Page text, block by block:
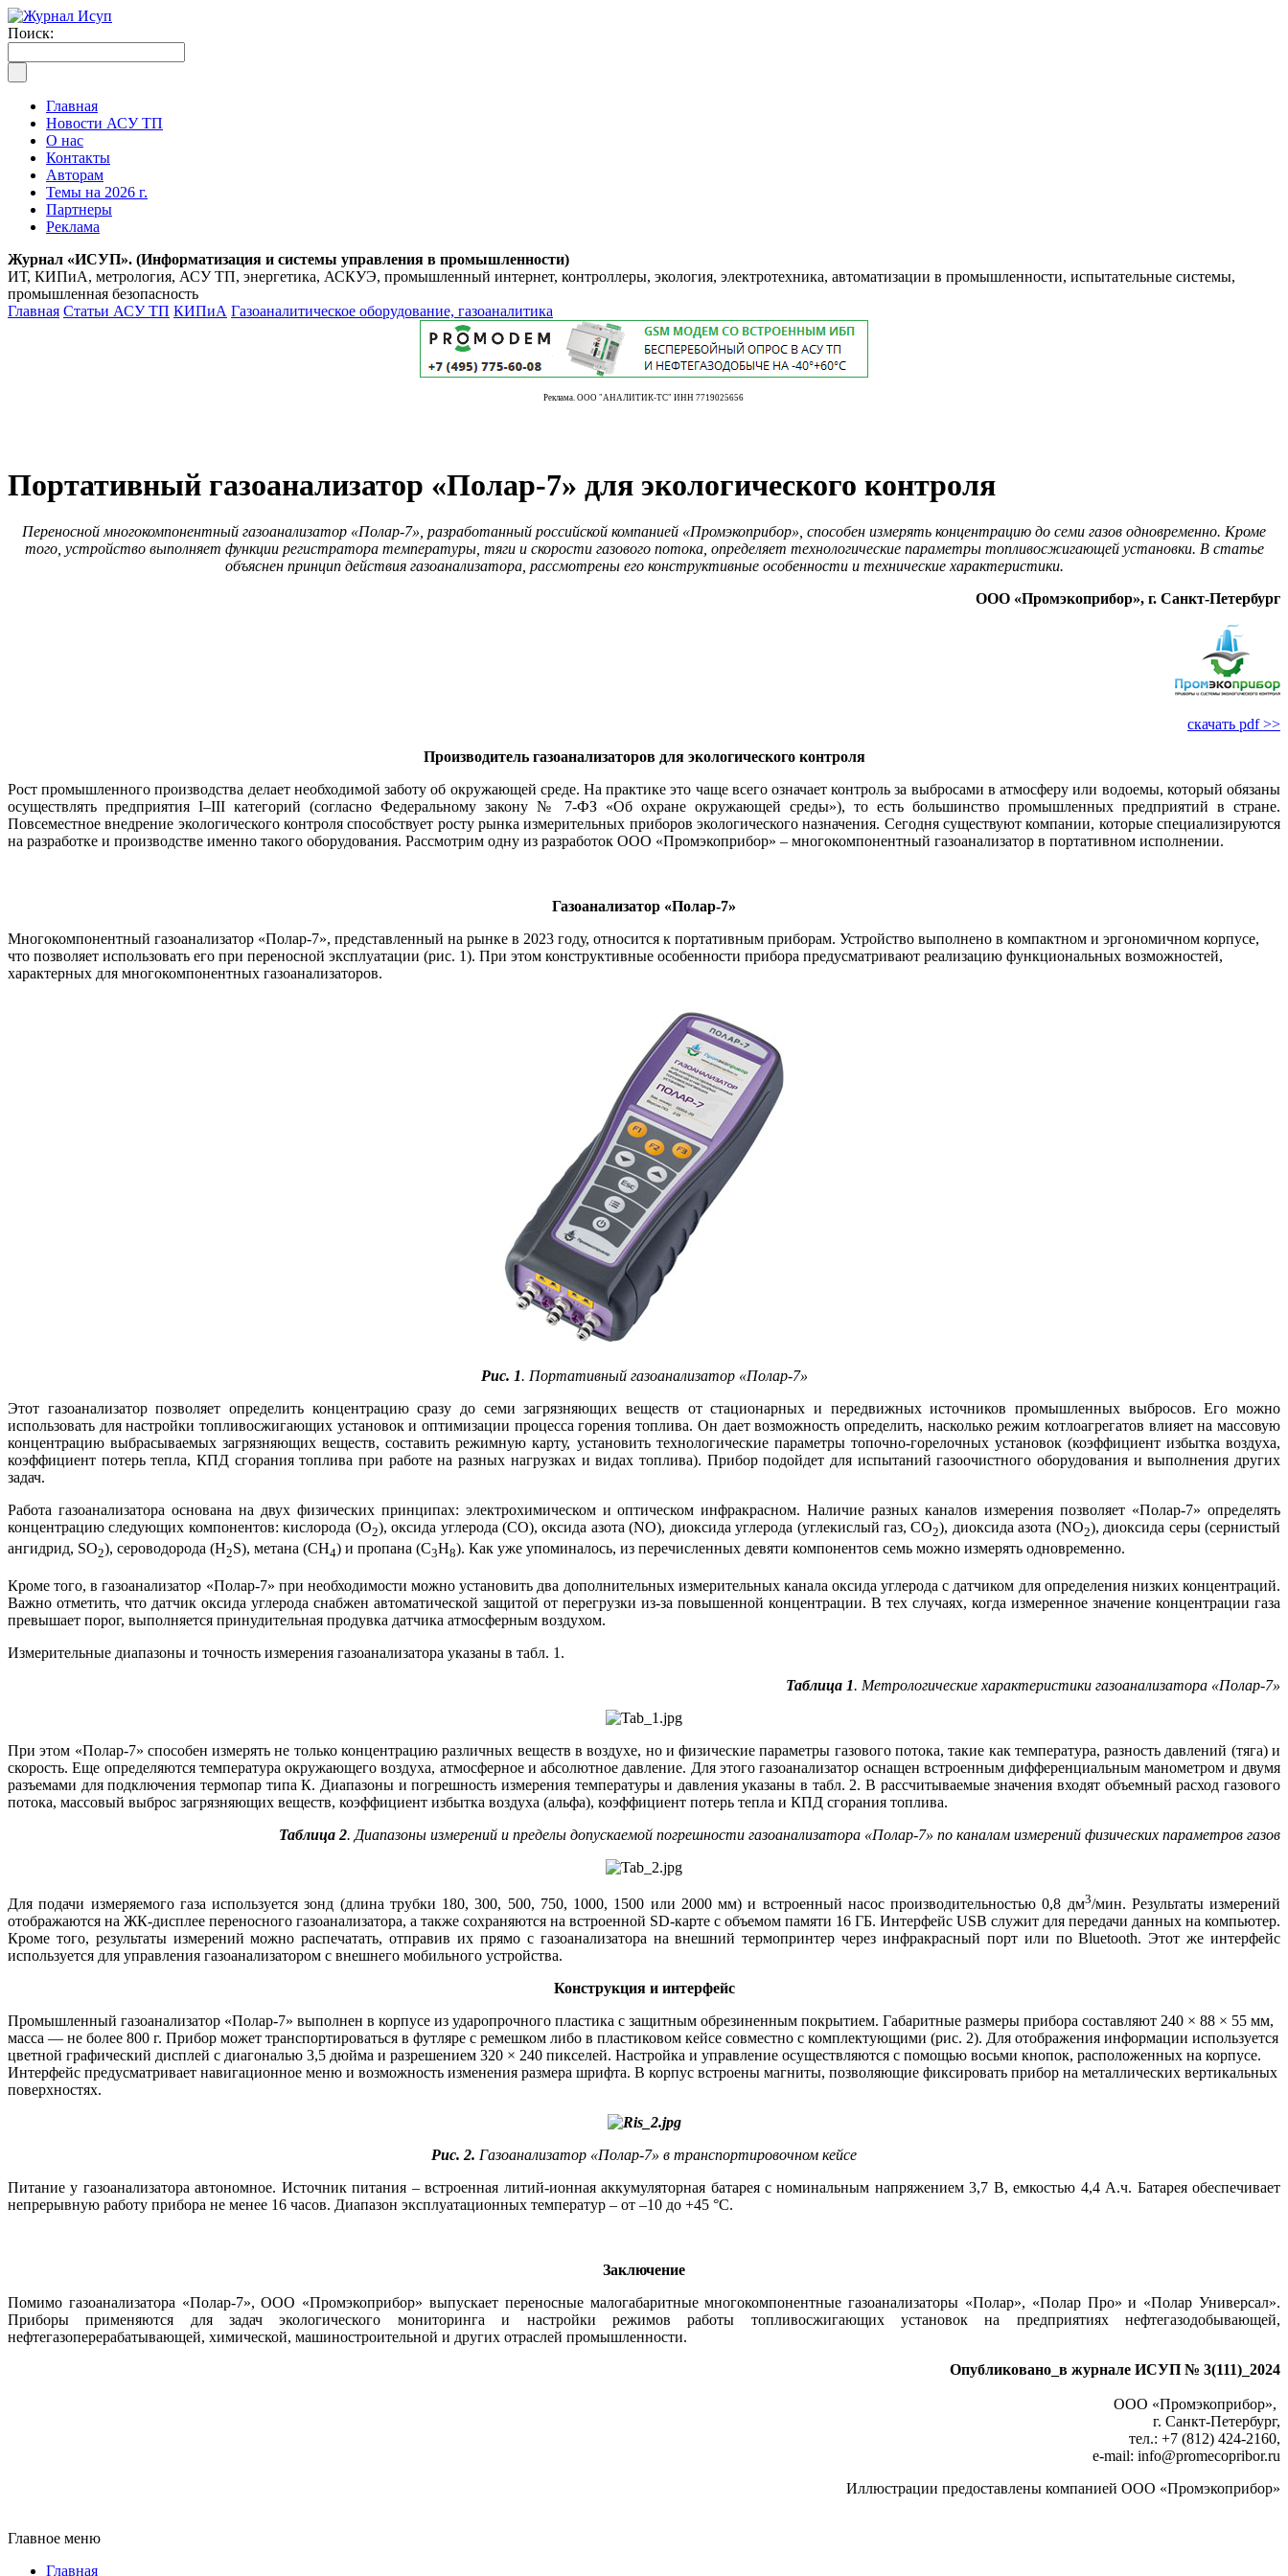
Поиск:
Главная
Новости АСУ ТП
О нас
Контакты
Авторам
Темы на 2026 г.
Партнеры
Реклама
Журнал «ИСУП». (Информатизация и системы управления в промышленности)
ИТ, КИПиА, метрология, АСУ ТП, энергетика, АСКУЭ, промышленный интернет, контроллеры, экология, электротехника, автоматизации в промышленности, испытательные системы,
промышленная безопасность
Главная Статьи АСУ ТП КИПиА Газоаналитическое оборудование, газоаналитика
Реклама. ООО "АНАЛИТИК-ТС" ИНН 7719025656
Портативный газоанализатор «Полар-7» для экологического контроля
Переносной многокомпонентный газоанализатор «Полар‑7», разработанный российской компанией «Промэкоприбор», способен измерять концентрацию до семи газов одновременно. Кроме
того, устройство выполняет функции регистратора температуры, тяги и скорости газового потока, определяет технологические параметры топливосжигающей установки. В статье
объяснен принцип действия газоанализатора, рассмотрены его конструктивные особенности и технические характеристики.
ООО «Промэкоприбор», г. Санкт-Петербург
скачать pdf >>
Производитель газоанализаторов для экологического контроля
Рост промышленного производства делает необходимой заботу об окружающей среде. На практике это ча­ще всего означает контроль за выбросами в атмосферу или водоемы, который обязаны
осуществлять предприятия I–III категорий (согласно Федеральному закону № 7‑ФЗ «Об охране окружающей среды»), то есть большинство промышленных предприятий в стране.
Повсеместное внедрение экологического контроля способствует росту рынка измерительных приборов экологического назначения. Сегодня существуют компании, которые специализируются
на разработке и производстве именно такого оборудования. Рассмотрим одну из разработок ООО «Промэкоприбор» – многокомпонентный газоанализатор в портативном исполнении.
Газоанализатор «Полар‑7»
Многокомпонентный газоанализатор «Полар-7», представленный на рынке в 2023 году, относится к портативным приборам. Устройство выполнено в компактном и эргономичном корпусе,
что позволяет использовать его при переносной эксплуатации (рис. 1). При этом конструктивные особенности прибора предусматривают реализацию функциональных возможностей,
характерных для многокомпонентных газоанализаторов.
Рис. 1. Портативный газоанализатор «Полар‑7»
Этот газоанализатор позволяет определить концентрацию сразу до се­ми загрязняющих веществ от стационарных и передвижных источников промышленных выбросов. Его можно
использовать для настройки топливосжигающих установок и оптимизации процесса горения топлива. Он дает возможность определить, насколько режим котлоагрегатов влияет на массовую
концентрацию выбрасываемых загрязняющих веществ, составить режимную карту, установить технологические параметры топочно-горелочных установок (коэффициент избытка воздуха,
коэффициент потерь тепла, КПД сгорания топлива при работе на разных нагрузках и видах топлива). Прибор подойдет для испытаний газоочистного оборудования и выполнения других
задач.
Работа газоанализатора основана на двух физических принципах: электрохимическом и оптическом инфракрасном. Наличие разных каналов измерения позволяет «Полар‑7» определять
концентрацию следующих компонентов: кислорода (О2), оксида углерода (СО), оксида азота (NO), диоксида углерода (углекислый газ, СО2), диоксида азота (NO2), диоксида се­ры (сернистый
ангидрид, SO2), сероводорода (H2S), метана (СН4) и пропана (С3Н8). Как уже упоминалось, из перечисленных девяти компонентов семь можно измерять одновременно.
Кроме то­го, в газоанализатор «Полар‑7» при необходимости можно установить два дополнительных измерительных канала оксида углерода с датчиком для определения низких концентраций.
Важно отметить, что датчик оксида углерода снабжен автоматической защитой от перегрузки из-за повышенной концентрации. В тех случаях, когда измеренное значение концентрации га­за
превышает порог, выполняется принудительная продувка датчика атмосферным воздухом.
Измерительные диапазоны и точность измерения газоанализатора указаны в табл. 1.
Таблица 1. Метрологические характеристики газоанализатора «Полар‑7»
При этом «Полар‑7» способен измерять не только концентрацию различных веществ в воздухе, но и физические параметры газового потока, такие как температура, разность давлений (тя­га) и
скорость. Еще определяются температура окружающего воздуха, атмосферное и абсолютное давление. Для этого газоанализатор оснащен встроенным дифференциальным манометром и двумя
разъемами для подключения термопар ти­па К. Диапазоны и погрешность измерения температуры и давления указаны в табл. 2. В рассчитываемые значения входят объемный расход газового
потока, массовый выброс загрязняющих веществ, коэффициент избытка воздуха (альфа), коэффициент потерь тепла и КПД сгорания топлива.
Таблица 2. Диапазоны измерений и пределы допускаемой погрешности газоанализатора «Полар‑7» по каналам измерений физических параметров газов
Для подачи измеряемого га­за используется зонд (длина трубки 180, 300, 500, 750, 1000, 1500 или 2000 мм) и встроенный насос производительностью 0,8 дм3/мин. Результаты измерений
отображаются на ЖК-дисплее переносного газоанализатора, а также сохраняются на встроенной SD-карте с объемом памяти 16 ГБ. Интерфейс USB служит для передачи данных на компьютер.
Кроме то­го, результаты измерений можно распечатать, отправив их прямо с газоанализатора на внешний термопринтер через инфракрасный порт или по Bluetooth. Этот же интерфейс
используется для управления газоанализатором с внешнего мобильного устройства.
Конструкция и интерфейс
Промышленный газоанализатор «Полар-7» выполнен в корпусе из ударопрочного пластика с защитным обрезиненным покрытием. Габаритные размеры прибора составляют 240 × 88 × 55 мм,
масса — не более 800 г. Прибор может транспортироваться в футляре с ремешком либо в пластиковом кейсе совместно с комплектующими (рис. 2). Для отображения информации используется
цветной графический дисплей с диагональю 3,5 дюйма и разрешением 320 × 240 пикселей. Настройка и управление осуществляются с помощью восьми кнопок, расположенных на корпусе.
Интерфейс предусматривает навигационное меню и возможность изменения размера шрифта. В корпус встроены магниты, позволяющие фиксировать прибор на металлических вертикальных
поверхностях.
Рис. 2. Газоанализатор «Полар‑7» в транспортировочном кейсе
Питание у газоанализатора автономное. Источник питания – встроенная литий-ионная аккумуляторная батарея с номинальным напряжением 3,7 В, емкостью 4,4 А.ч. Батарея обеспечивает
непрерывную работу прибора не менее 16 часов. Диапазон эксплуатационных температур – от –10 до +45 °C.
Заключение
Помимо газоанализатора «Полар-7», ООО «Промэкоприбор» выпускает переносные малогабаритные многокомпонентные газоанализаторы «Полар», «Полар Про» и «Полар Универсал».
Приборы применяются для задач экологического мониторинга и настройки режимов работы топливосжигающих установок на предприятиях нефтегазодобывающей,
нефтегазоперерабатывающей, химической, машиностроительной и других отраслей промышленности.
Опубликовано_в журнале ИСУП № 3(111)_2024
ООО «Промэкоприбор»,
г. Санкт-Петербург,
тел.: +7 (812) 424‑2160,
e-mail: info@promecopribor.ru
Иллюстрации предоставлены компанией ООО «Промэкоприбор»
Главное меню
Главная